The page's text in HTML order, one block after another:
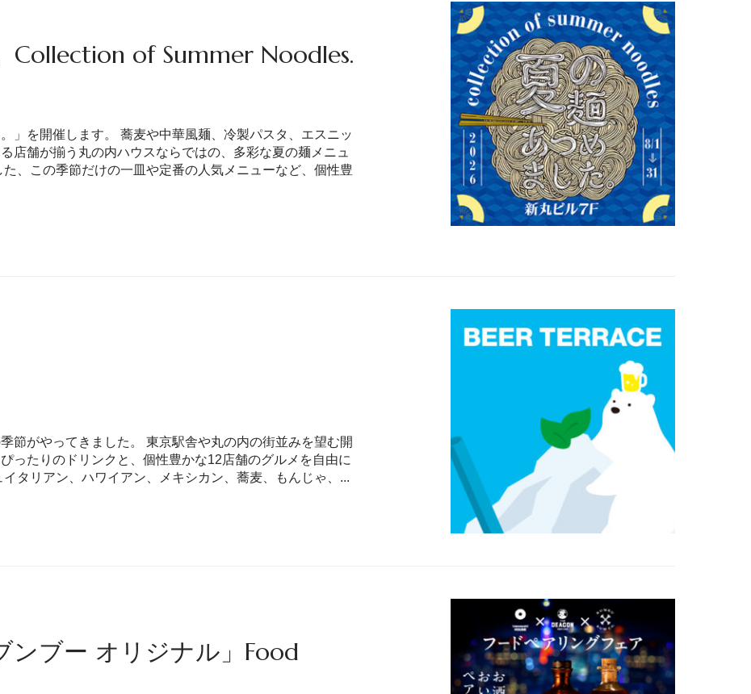
Collection of Summer Noodles.
」を開催します。 蕎麦や中華風麺、冷製パスタ、エスニッ
店舗が揃う丸の内ハウスならではの、多彩な夏の麺メニュ
、この季節だけの一皿や定番の人気メニューなど、個性豊
節がやってきました。 東京駅舎や丸の内の街並みを望む開
ったりのドリンクと、個性豊かな12店舗のグルメを自由に
タリアン、ハワイアン、メキシカン、蕎麦、もんじゃ、...
ンブー オリジナル」Food